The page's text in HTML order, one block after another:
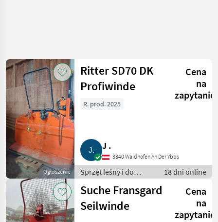
Ogłoszenie
Ritter SD70 DK
Profiwinde
Cena
na
zapytanie
R. prod. 2025
J .
3340 Waidhofen An Der Ybbs
Sprzęt leśny i do
obróbki drewna /
Wciągarki linowe
18 dni online
Suche Fransgard
Seilwinde
Cena
na
zapytanie